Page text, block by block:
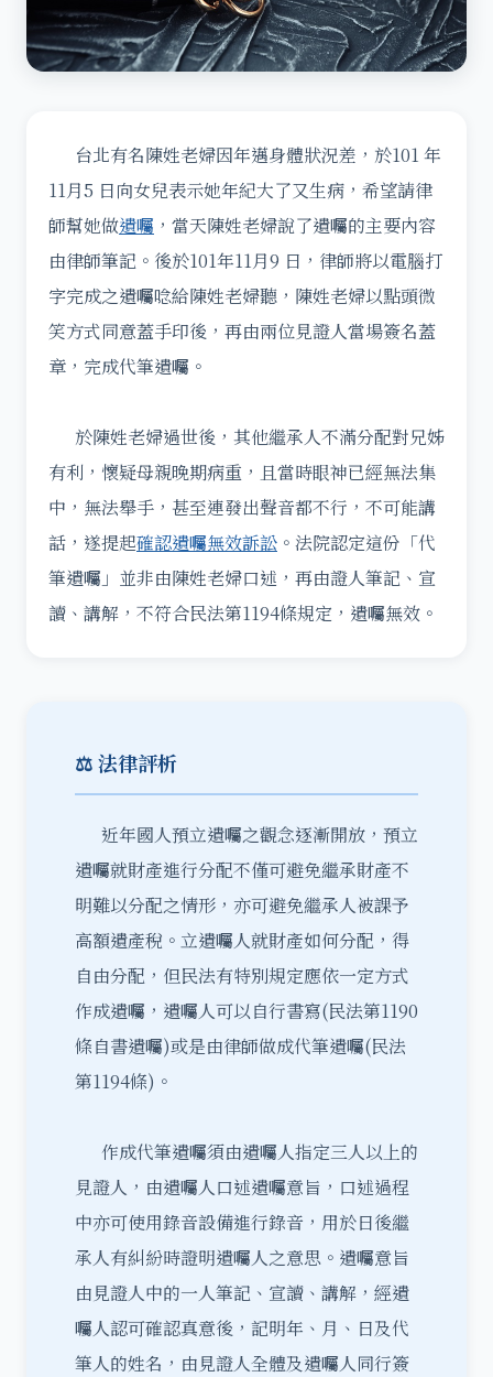
台北有名陳姓老婦因年邁身體狀況差，於101 年
11月5 日向女兒表示她年紀大了又生病，希望請律
師幫她做遺囑 ，當天陳姓老婦說了遺囑的主要內容
由律師筆記。後於101年11月9 日，律師將以電腦打
字完成之遺囑唸給陳姓老婦聽，陳姓老婦以點頭微
笑方式同意蓋手印後，再由兩位見證人當場簽名蓋
章，完成代筆遺囑。
於陳姓老婦過世後，其他繼承人不滿分配對兄姊
有利，懷疑母親晚期病重，且當時眼神已經無法集
中，無法舉手，甚至連發出聲音都不行，不可能講
話，遂提起確認遺囑無效訴訟 。法院認定這份「代
筆遺囑」並非由陳姓老婦口述，再由證人筆記、宣
讀、講解，不符合民法第1194條規定，遺囑無效。
⚖️ 法律評析
近年國人預立遺囑之觀念逐漸開放，預立
遺囑就財產進行分配不僅可避免繼承財產不
明難以分配之情形，亦可避免繼承人被課予
高額遺產稅。立遺囑人就財產如何分配，得
自由分配，但民法有特別規定應依一定方式
作成遺囑，遺囑人可以自行書寫(民法第1190
條自書遺囑)或是由律師做成代筆遺囑(民法
第1194條)。
作成代筆遺囑須由遺囑人指定三人以上的
見證人，由遺囑人口述遺囑意旨，口述過程
中亦可使用錄音設備進行錄音，用於日後繼
承人有糾紛時證明遺囑人之意思。遺囑意旨
由見證人中的一人筆記、宣讀、講解，經遺
囑人認可確認真意後，記明年、月、日及代
筆人的姓名，由見證人全體及遺囑人同行簽